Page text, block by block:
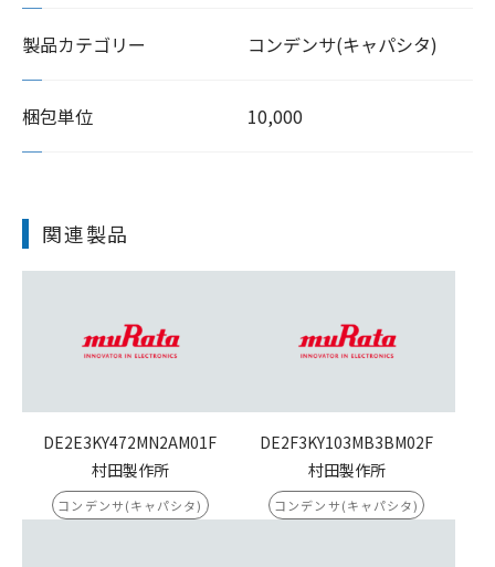
製品カテゴリー コンデンサ(キャパシタ)
梱包単位 10,000
関連製品
DE2E3KY472MN2AM01F
村田製作所
コンデンサ(キャパシタ)
DE2F3KY103MB3BM02F
村田製作所
コンデンサ(キャパシタ)